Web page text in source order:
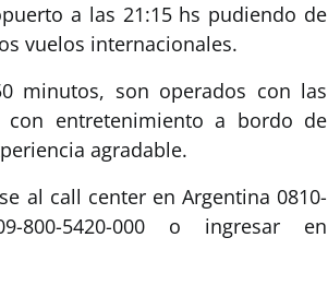
a las 21:15 hs pudiendo de
vuelos internacionales.
minutos, son operados con las
con entretenimiento a bordo de
agradable.
al call center en Argentina 0810-
5420-000 o ingresar en